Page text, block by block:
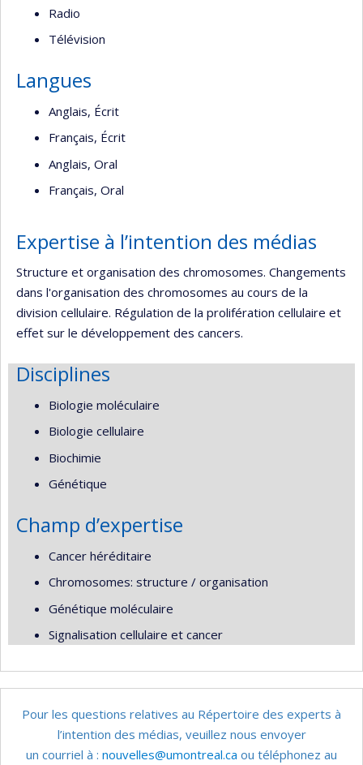
Radio
Télévision
Langues
Anglais, Écrit
Français, Écrit
Anglais, Oral
Français, Oral
Expertise à l’intention des médias
Structure et organisation des chromosomes. Changements
dans l'organisation des chromosomes au cours de la
division cellulaire. Régulation de la prolifération cellulaire et
effet sur le développement des cancers.
Disciplines
Biologie moléculaire
Biologie cellulaire
Biochimie
Génétique
Champ d’expertise
Cancer héréditaire
Chromosomes: structure / organisation
Génétique moléculaire
Signalisation cellulaire et cancer
Pour les questions relatives au Répertoire des experts à
l’intention des médias, veuillez nous envoyer
un courriel à : nouvelles@umontreal.ca ou téléphonez au